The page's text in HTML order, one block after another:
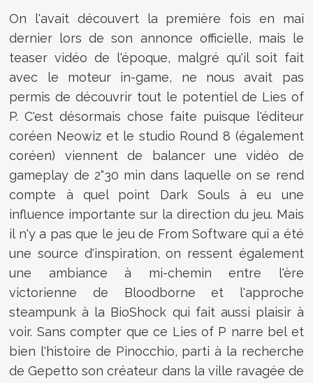
On l'avait découvert la première fois en mai
dernier lors de son annonce officielle, mais le
teaser vidéo de l'époque, malgré qu'il soit fait
avec le moteur in-game, ne nous avait pas
permis de découvrir tout le potentiel de Lies of
P. C'est désormais chose faite puisque l'éditeur
coréen Neowiz et le studio Round 8 (également
coréen) viennent de balancer une vidéo de
gameplay de 2"30 min dans laquelle on se rend
compte à quel point Dark Souls à eu une
influence importante sur la direction du jeu. Mais
il n'y a pas que le jeu de From Software qui a été
une source d'inspiration, on ressent également
une ambiance à mi-chemin entre l'ère
victorienne de Bloodborne et l'approche
steampunk à la BioShock qui fait aussi plaisir à
voir. Sans compter que ce Lies of P narre bel et
bien l'histoire de Pinocchio, parti à la recherche
de Gepetto son créateur dans la ville ravagée de